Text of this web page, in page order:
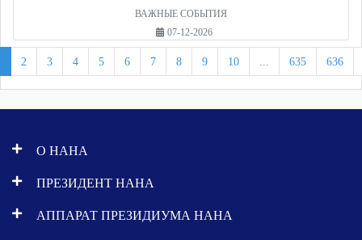
ВАЖНЫЕ СОБЫТИЯ
07-12-2026
2 3 4 5 6 7 8 9 10 ... 635 636
О НАНА
ПРЕЗИДЕНТ НАНА
АППАРАТ ПРЕЗИДИУМА НАНА